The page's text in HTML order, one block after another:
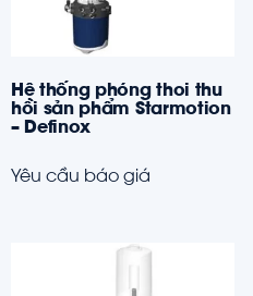
Hệ thống phóng thoi thu
hồi sản phẩm Starmotion
– Definox
Yêu cầu báo giá